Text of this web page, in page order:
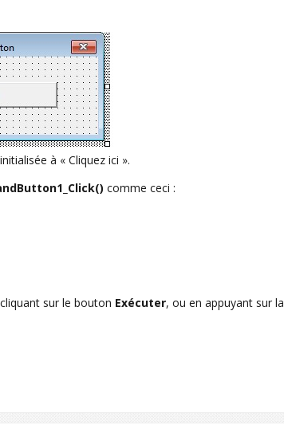
à « Cliquez ici ».
comme ceci :
sur le bouton Exécuter, ou en appuyant sur la